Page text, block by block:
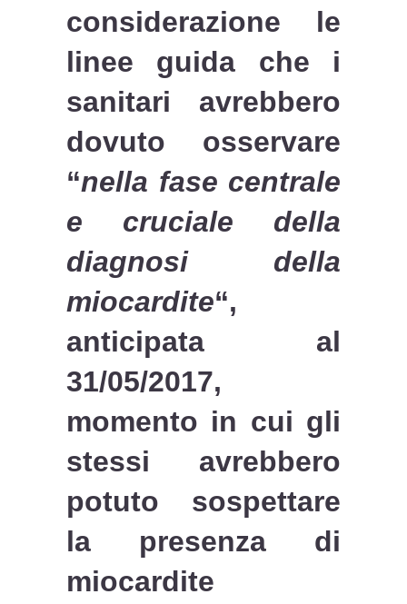
considerazione le
linee guida che i
sanitari avrebbero
dovuto osservare
“nella fase centrale
e cruciale della
diagnosi della
miocardite“,
anticipata al
31/05/2017,
momento in cui gli
stessi avrebbero
potuto sospettare
la presenza di
miocardite